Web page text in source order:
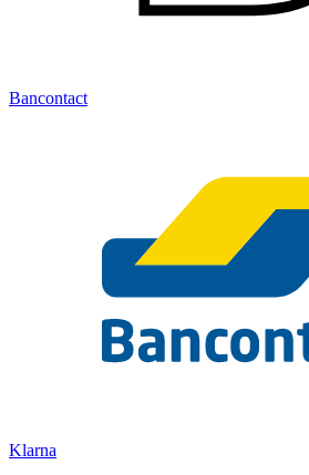
Bancontact
Klarna